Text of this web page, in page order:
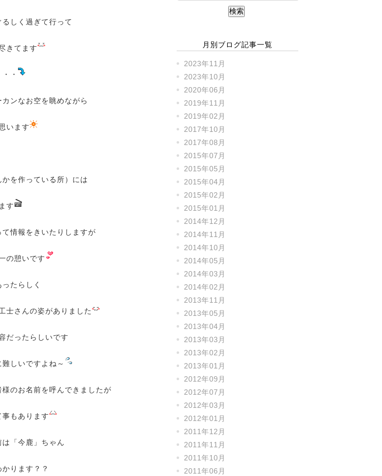
しく過ぎて行って
きてます
・
ンなお空を眺めながら
います
を作っている所）には
す
情報をきいたりしますが
の憩いです
たらしく
士さんの姿がありました
だったらしいです
しいですよね～
のお名前を呼んできましたが
もあります
「今鹿」ちゃん
ります？？
月別ブログ記事一覧
2023年11月
2023年10月
2020年06月
2019年11月
2019年02月
2017年10月
2017年08月
2015年07月
2015年05月
2015年04月
2015年02月
2015年01月
2014年12月
2014年11月
2014年10月
2014年05月
2014年03月
2014年02月
2013年11月
2013年05月
2013年04月
2013年03月
2013年02月
2013年01月
2012年09月
2012年07月
2012年03月
2012年01月
2011年12月
2011年11月
2011年10月
2011年06月